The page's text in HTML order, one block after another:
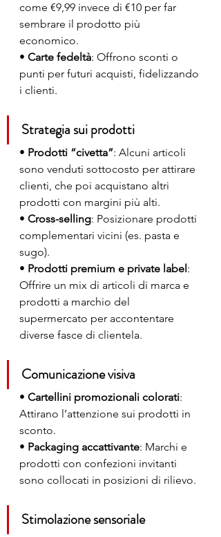
come €9,99 invece di €10 per far
sembrare il prodotto più
economico.
• Carte fedeltà: Offrono sconti o
punti per futuri acquisti, fidelizzando
i clienti.
Strategia sui prodotti
• Prodotti “civetta”: Alcuni articoli
sono venduti sottocosto per attirare
clienti, che poi acquistano altri
prodotti con margini più alti.
• Cross-selling: Posizionare prodotti
complementari vicini (es. pasta e
sugo).
• Prodotti premium e private label:
Offrire un mix di articoli di marca e
prodotti a marchio del
supermercato per accontentare
diverse fasce di clientela.
Comunicazione visiva
• Cartellini promozionali colorati:
Attirano l’attenzione sui prodotti in
sconto.
• Packaging accattivante: Marchi e
prodotti con confezioni invitanti
sono collocati in posizioni di rilievo.
Stimolazione sensoriale